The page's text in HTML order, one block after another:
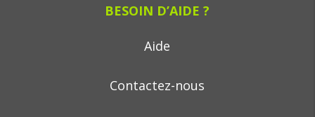
BESOIN D’AIDE ?
Aide
Contactez-nous